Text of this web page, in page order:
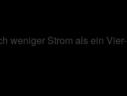
weniger Strom als ein Vier-